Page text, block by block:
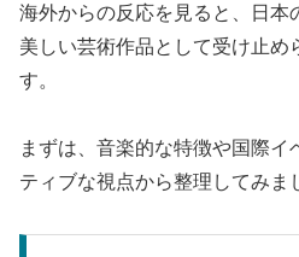
海外からの反応を見ると、日本
美しい芸術作品として受け止め
す。
まずは、音楽的な特徴や国際イ
ティブな視点から整理してみま